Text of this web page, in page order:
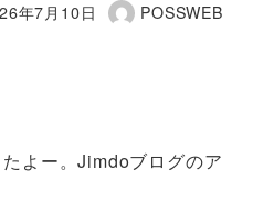
年7月10日
著
POSSWEB
よー。Jimdoブログのア